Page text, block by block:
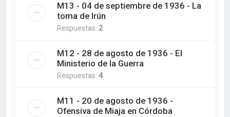
M13 - 04 de septiembre de 1936 - La
toma de Irún
Respuestas: 2
M12 - 28 de agosto de 1936 - El
Ministerio de la Guerra
Respuestas:4
M11 - 20 de agosto de 1936 -
Ofensiva de Miaja en Córdoba